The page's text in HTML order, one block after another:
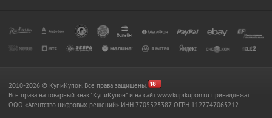
2010-2026 © КупиКупон. Все права защищены.
Все права на товарный знак "КупиКупон" и на сайт www.kupikupon.ru принадлежат
OOO «Агентство цифровых решений» ИНН 7705523387, ОГРН 1127747063212